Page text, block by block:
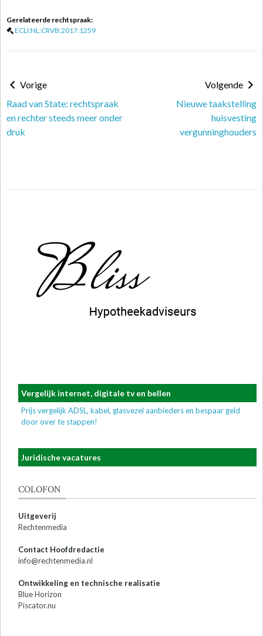
Gerelateerde rechtspraak:
ECLI:NL:CRVB:2017:1259
Vorige
Raad van State: rechtspraak
en rechter steeds meer onder
druk
Volgende
Nieuwe taakstelling
huisvesting
vergunninghouders
Vergelijk internet, digitale tv en bellen
Prijs vergelijk ADSL, kabel, glasvezel aanbieders en bespaar geld
door over te stappen!
Juridische vacatures
COLOFON
Uitgeverij
Rechtenmedia
Contact Hoofdredactie
info@rechtenmedia.nl
Ontwikkeling en technische realisatie
Blue Horizon
Piscator.nu